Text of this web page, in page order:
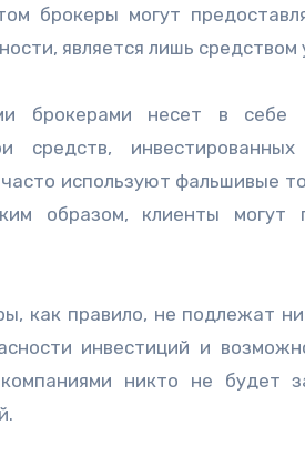
брокеры могут
является лишь
брокерами несет в себе
средств,
используют фальшивые
образом, клиенты
как правило, не подлежат
инвестиций и
никто не будет